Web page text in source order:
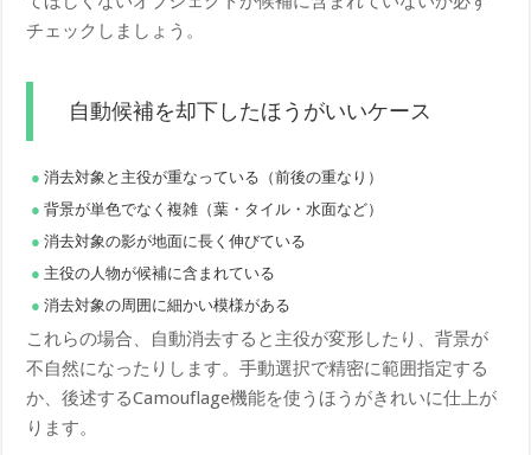
チェックしましょう。
自動候補を却下したほうがいいケース
消去対象と主役が重なっている（前後の重なり）
背景が単色でなく複雑（葉・タイル・水面など）
消去対象の影が地面に長く伸びている
主役の人物が候補に含まれている
消去対象の周囲に細かい模様がある
これらの場合、自動消去すると主役が変形したり、背景が
不自然になったりします。手動選択で精密に範囲指定する
か、後述するCamouflage機能を使うほうがきれいに仕上が
ります。